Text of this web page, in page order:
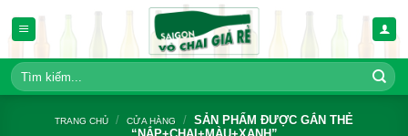
qua
nội
dung
Tìm